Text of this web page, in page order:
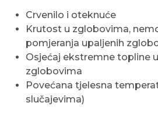
Crvenilo i oteknuće
Krutost u zglobovima,
pomjeranja upaljenih
Osjećaj ekstremne topline
zglobovima
Povećana tjelesna
slučajevima)